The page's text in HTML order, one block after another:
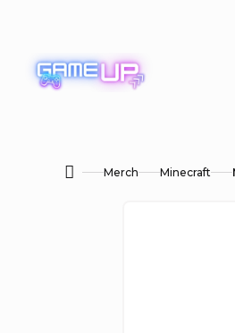
DomůMerch Minecraft